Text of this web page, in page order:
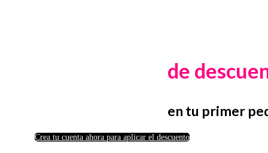
de
en tu primer
Crea tu cuenta ahora para aplicar el descuento